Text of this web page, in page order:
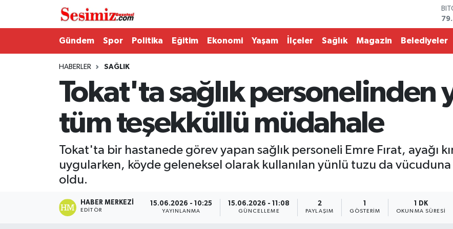
Gündem Spor Politika Eğitim Ekonomi Yaşam İlçeler Sağlık Magazin Belediyeler
HABERLER SAĞLIK
Tokat'ta sağlık personelinden
tüm teşekküllü müdahale
Tokat'ta bir hastanede görev yapan sağlık personeli Emre Fırat, ayağı
uygularken, köyde geleneksel olarak kullanılan yünlü tuzu da
oldu.
HABER MERKEZI
EDITÖR
15.06.2026 - 10:25
YAYINLANMA
15.06.2026 - 11:08
GÜNCELLEME
2
PAYLAŞIM GÖSTERIM
1 DK
OKUNMA SÜRESI
Magazin
Nöbetçi Eczaneler
Hava Durumu
Namaz Vakitleri
Trafik Durumu
Tüm Manşetler